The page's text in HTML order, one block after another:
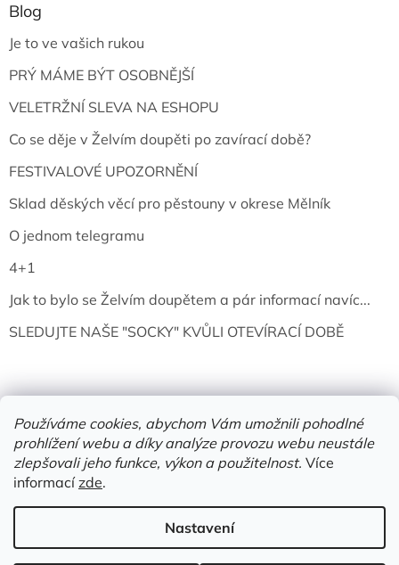
Používáme cookies, abychom Vám umožnili pohodlné
prohlížení webu a díky analýze provozu webu neustále
zlepšovali jeho funkce, výkon a použitelnost. Více
informacízde.
Nastavení
Blog
Je to ve vašich rukou
PRÝ MÁME BÝT OSOBNĚJŠÍ
VELETRŽNÍ SLEVA NA ESHOPU
Co se děje v Želvím doupěti po zavírací době?
FESTIVALOVÉ UPOZORNĚNÍ
Sklad děských věcí pro pěstouny v okrese Mělník
O jednom telegramu
4+1
Jak to bylo se Želvím doupětem a pár informací navíc...
SLEDUJTE NAŠE "SOCKY" KVŮLI OTEVÍRACÍ DOBĚ
Vytvořil Shoptet